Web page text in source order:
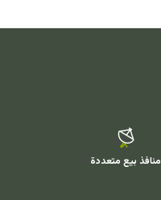
منافذ بيع متعددة